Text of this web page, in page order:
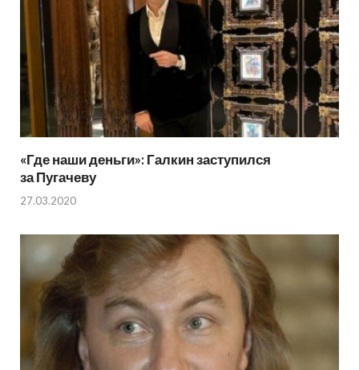
«Где наши деньги»: Галкин заступился
за Пугачеву
27.03.2020